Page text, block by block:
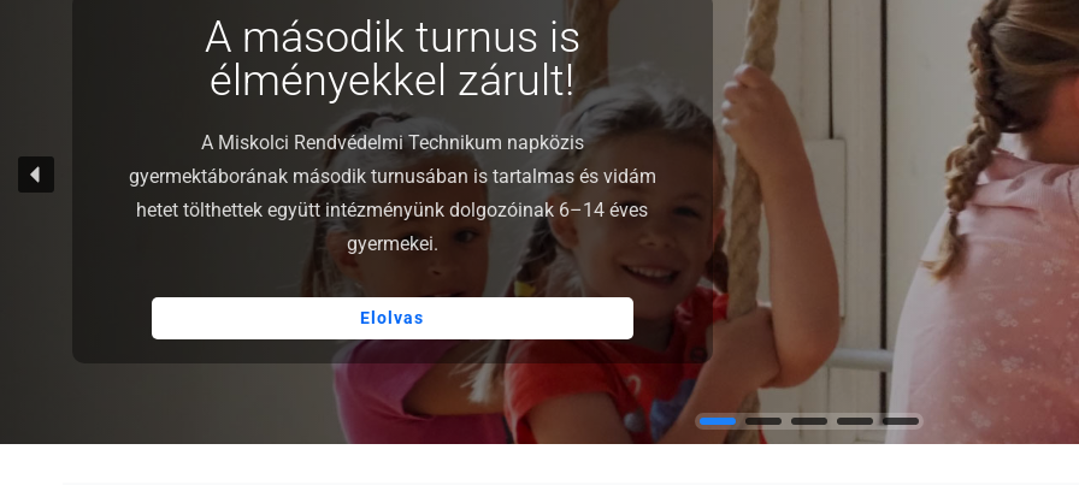
A második turnus is
élményekkel zárult!
A Miskolci Rendvédelmi Technikum napközis
gyermektáborának második turnusában is tartalmas és vidám
hetet tölthettek együtt intézményünk dolgozóinak 6–14 éves
gyermekei.
Elolvas